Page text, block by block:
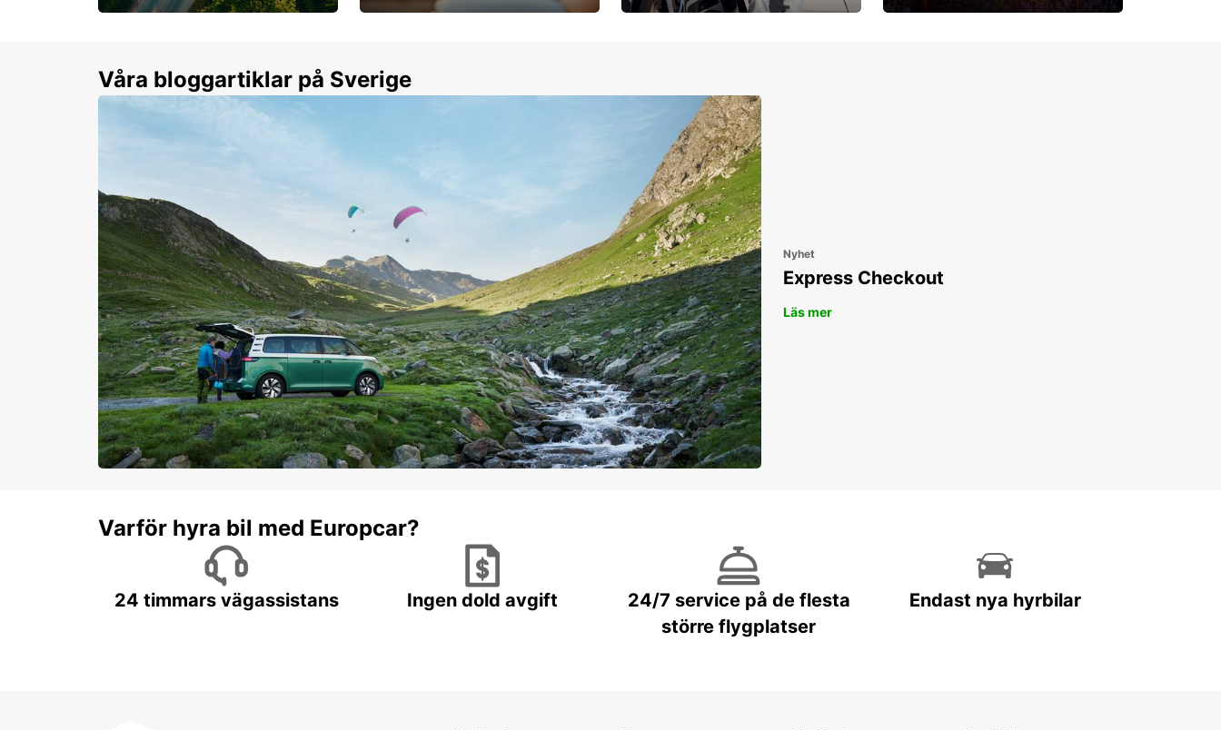
Våra bloggartiklar på Sverige
Nyhet
Express Checkout
Läs mer
Varför hyra bil med Europcar?
24 timmars vägassistans Ingen dold avgift
24/7 service på de flesta
större flygplatser
Endast nya hyrbilar